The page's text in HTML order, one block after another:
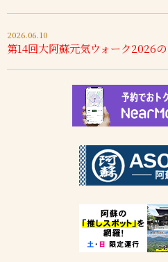
2026.06.10
第14回大阿蘇元気ウォーク2026の